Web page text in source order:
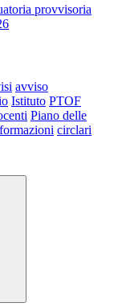
provvisoria
avviso
Istituto PTOF
Piano delle
circlari